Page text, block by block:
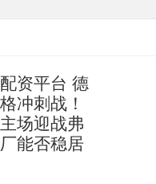
资平台 德
冲刺战！
场迎战弗
能否稳居